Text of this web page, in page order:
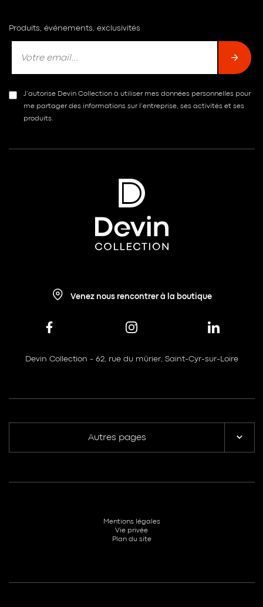
Produits, événements, exclusivités
J’autorise Devin Collection à utiliser mes données personnelles pour
me partager des informations sur l’entreprise, ses activités et ses
produits.
Venez nous rencontrer à la boutique
Devin Collection - 62, rue du mûrier, Saint-Cyr-sur-Loire
Autres pages
Mentions légales
Vie privée
Plan du site